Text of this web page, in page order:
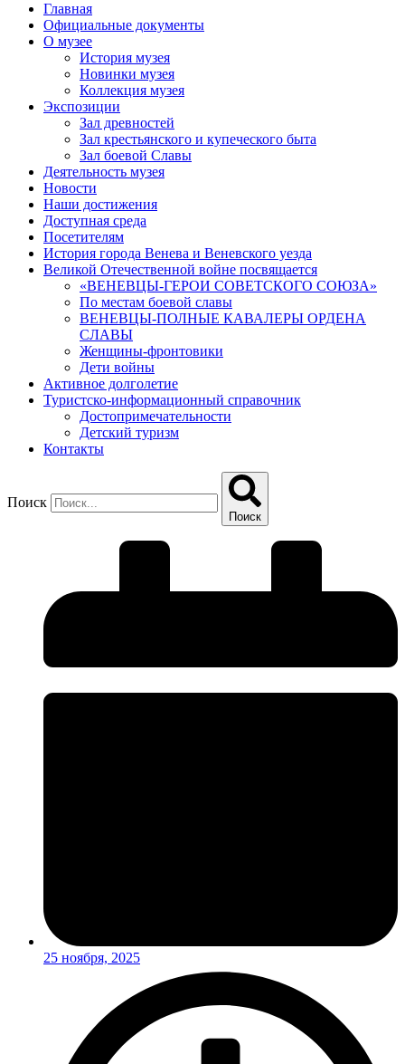
Главная
Официальные документы
О музее
История музея
Новинки музея
Коллекция музея
Экспозиции
Зал древностей
Зал крестьянского и купеческого быта
Зал боевой Славы
Деятельность музея
Новости
Наши достижения
Доступная среда
Посетителям
История города Венева и Веневского уезда
Великой Отечественной войне посвящается
«ВЕНЕВЦЫ-ГЕРОИ СОВЕТСКОГО СОЮЗА»
По местам боевой славы
ВЕНЕВЦЫ-ПОЛНЫЕ КАВАЛЕРЫ ОРДЕНА
СЛАВЫ
Женщины-фронтовики
Дети войны
Активное долголетие
Туристско-информационный справочник
Достопримечательности
Детский туризм
Контакты
Поиск
Поиск
25 ноября, 2025